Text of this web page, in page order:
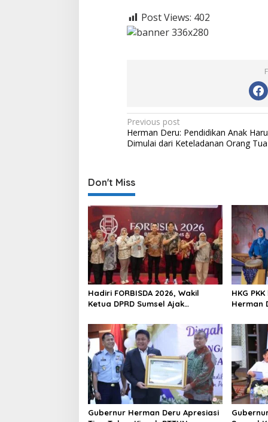
Post Views: 402
P
o
n
a
v
i
g
a
t
i
o
n
Previous post
Herman Deru: Pendidikan Anak
Dimulai dari Keteladanan Orang Tua
Don't Miss
Hadiri FORBISDA 2026, Wakil
Ketua DPRD Sumsel Ajak
Kekuatan Ekonomi Baru
HKG
Herman
Gubernur Herman Deru Apresiasi